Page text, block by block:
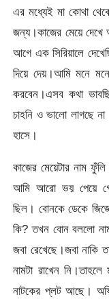
এর মধ্যেই মা কোথা
জন্য।কাজের মেয়ে
আগে এক সিরিয়ালে
দিয়ে দেয়।আমি মনে
করবেন।এসব কথা
চাহনি ও ভালো লাগছে
হাসে।
কাজের মেয়েটার নাম
আমি আরো ভয় পেয়ে
ছিল। বোনকে ডেকে
কি? তখন বোন বললো
জবা রেখেছে।জবা নাকি
নামটা রাখেন
নাটকের প্লট আছে।